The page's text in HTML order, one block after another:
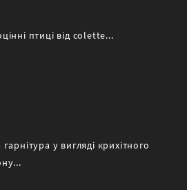
птиці від сolette...
у вигляді крихітного